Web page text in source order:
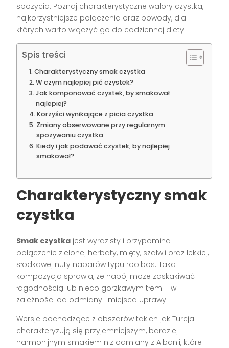
spożycia. Poznaj charakterystyczne walory czystka,
najkorzystniejsze połączenia oraz powody, dla
których warto włączyć go do codziennej diety.
Spis treści
Charakterystyczny smak czystka
W czym najlepiej pić czystek?
Jak komponować czystek, by smakował
najlepiej?
Korzyści wynikające z picia czystka
Zmiany obserwowane przy regularnym
spożywaniu czystka
Kiedy i jak podawać czystek, by najlepiej
smakował?
Charakterystyczny smak
czystka
Smak czystka jest wyrazisty i przypomina
połączenie zielonej herbaty, mięty, szałwii oraz lekkiej,
słodkawej nuty naparów typu rooibos. Taka
kompozycja sprawia, że napój może zaskakiwać
łagodnością lub nieco gorzkawym tłem – w
zależności od odmiany i miejsca uprawy.
Wersje pochodzące z obszarów takich jak Turcja
charakteryzują się przyjemniejszym, bardziej
harmonijnym smakiem niż odmiany z Albanii, które